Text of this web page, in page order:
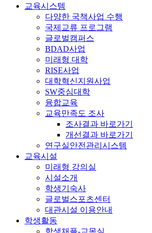
교육시스템
다양한 국책사업 수행
국제교류 프로그램
글로벌캠퍼스
BDAD사업
미래형 대학
RISE사업
대학혁신지원사업
SW중심대학
융합교육
교육만족도 조사
조사결과 바로가기
개선결과 바로가기
연구실안전관리시스템
교육시설
미래형 강의실
시설소개
학생기숙사
글로벌스포츠센터
대관시설 이용안내
학생활동
학생채플-교목실